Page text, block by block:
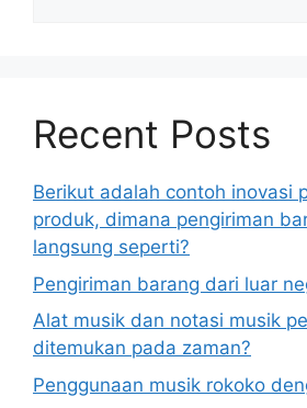
Recent Posts
Berikut adalah contoh inovasi
produk, dimana pengiriman
langsung seperti?
Pengiriman barang dari luar
Alat musik dan notasi musik
ditemukan pada zaman?
Penggunaan musik rokoko